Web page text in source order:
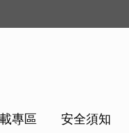
專區 安全須知